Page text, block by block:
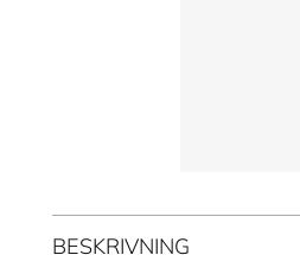
BESKRIVNING